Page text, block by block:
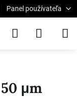
Panel používateľa
μm